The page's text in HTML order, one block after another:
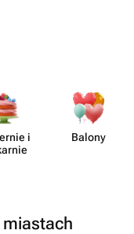
i
Balony